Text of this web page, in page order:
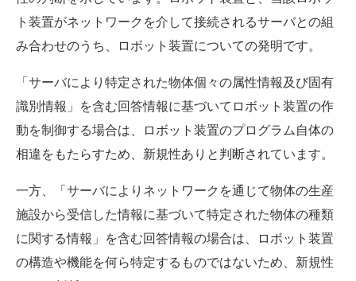
ト装置がネットワークを介して接続されるサーバとの組
み合わせのうち、ロボット装置についての発明です。
「サーバにより特定された物体個々の属性情報及び固有
識別情報」を含む回答情報に基づいてロボット装置の作
動を制御する場合は、ロボット装置のプログラム自体の
相違をもたらすため、新規性ありと判断されています。
一方、「サーバによりネットワークを通じて物体の生産
施設から受信した情報に基づいて特定された物体の種類
に関する情報」を含む回答情報の場合は、ロボット装置
の構造や機能を何ら特定するものではないため、新規性